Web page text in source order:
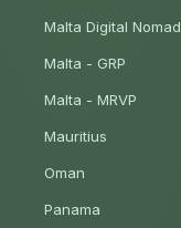
Malta Digital Nomad
Malta - GRP
Malta - MRVP
Mauritius
Oman
Panama